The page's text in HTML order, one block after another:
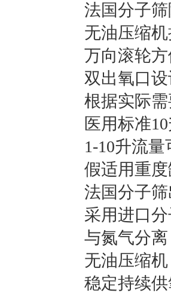
法国分子
无油压缩
万向滚轮
双出氧口
根据实际
医用标准
1-10升流
假适用重
法国分子
采用进口
与氮气分
无油压缩机
稳定持续